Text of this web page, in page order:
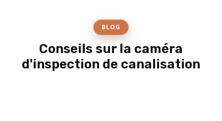
BLOG
Conseils sur la caméra
d'inspection de canalisation